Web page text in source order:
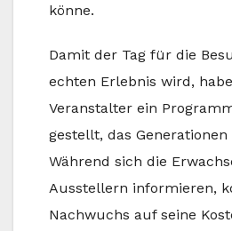
könne.
Damit der Tag für die
echten Erlebnis wird,
Veranstalter ein
gestellt, das
Während sich die
Ausstellern informieren,
Nachwuchs auf seine